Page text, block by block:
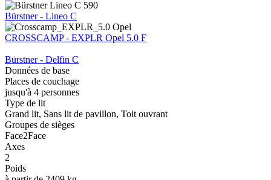
Bürstner - Lineo C
CROSSCAMP - EXPLR Opel 5.0 F
Bürstner - Delfin C
Données de base
Places de couchage
jusqu'à 4 personnes
Type de lit
Grand lit, Sans lit de pavillon, Toit ouvrant
Groupes de sièges
Face2Face
Axes
2
Poids